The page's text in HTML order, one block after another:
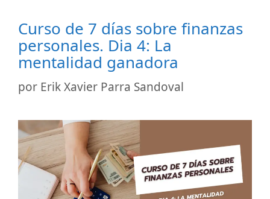
Curso de 7 días sobre finanzas
personales. Dia 4: La
mentalidad ganadora
por Erik Xavier Parra Sandoval